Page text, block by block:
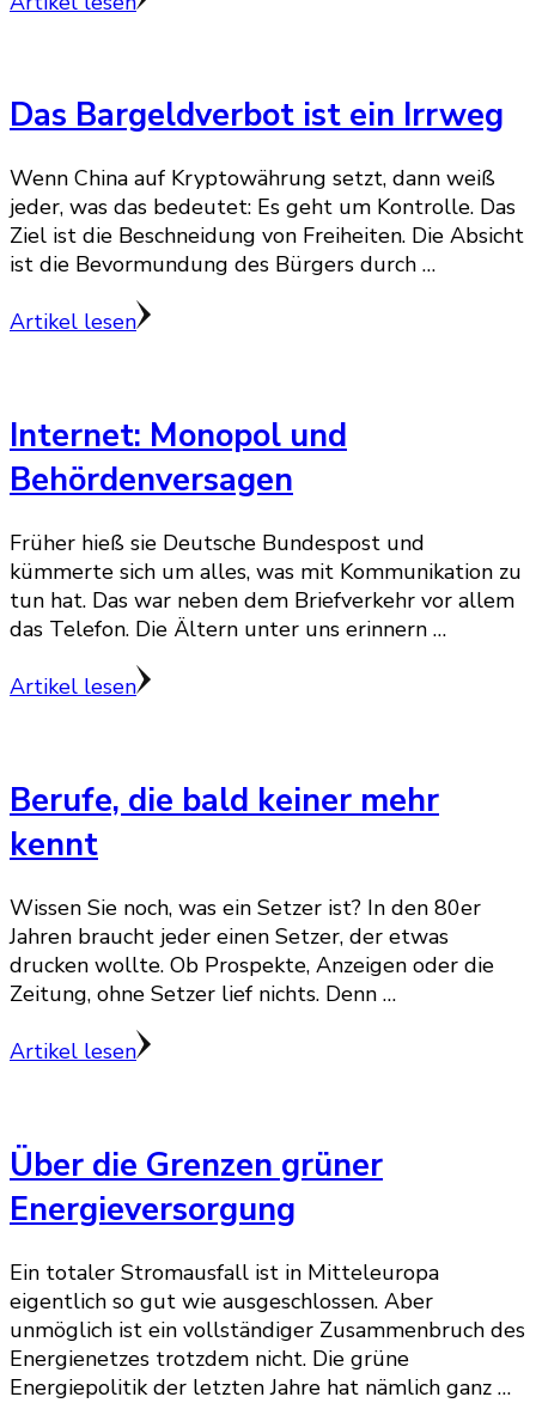
Das Bargeldverbot ist ein Irrweg
Wenn China auf Kryptowährung setzt, dann weiß
jeder, was das bedeutet: Es geht um Kontrolle. Das
Ziel ist die Beschneidung von Freiheiten. Die Absicht
ist die Bevormundung des Bürgers durch …
Artikel lesen
Internet: Monopol und
Behördenversagen
Früher hieß sie Deutsche Bundespost und
kümmerte sich um alles, was mit Kommunikation zu
tun hat. Das war neben dem Briefverkehr vor allem
das Telefon. Die Ältern unter uns erinnern …
Artikel lesen
Berufe, die bald keiner mehr
kennt
Wissen Sie noch, was ein Setzer ist? In den 80er
Jahren braucht jeder einen Setzer, der etwas
drucken wollte. Ob Prospekte, Anzeigen oder die
Zeitung, ohne Setzer lief nichts. Denn …
Artikel lesen
Über die Grenzen grüner
Energieversorgung
Ein totaler Stromausfall ist in Mitteleuropa
eigentlich so gut wie ausgeschlossen. Aber
unmöglich ist ein vollständiger Zusammenbruch des
Energienetzes trotzdem nicht. Die grüne
Energiepolitik der letzten Jahre hat nämlich ganz …